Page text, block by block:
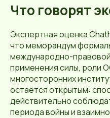
Что говорят
Экспертная оценка
что меморандум
международно-
применения силы, роли
многосторонних
остаётся открытым:
действительно
периода войны и